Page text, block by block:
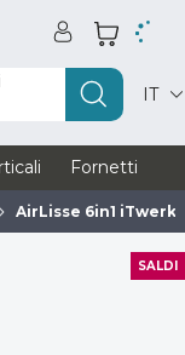
IT
Fornetti
AirLisse 6in1 iTwerk
SALDI